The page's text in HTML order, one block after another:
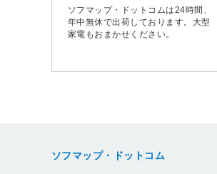
ソフマップ・ドットコムは24時間、
年中無休で出荷しております。大型
家電もおまかせください。
ソフマップ・ドットコム